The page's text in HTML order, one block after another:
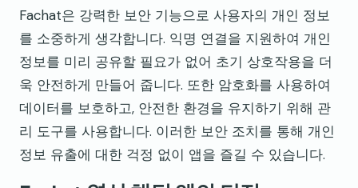
Fachat은 강력한 보안 기능으로 사용자의 개인 정보
를 소중하게 생각합니다. 익명 연결을 지원하여 개인
정보를 미리 공유할 필요가 없어 초기 상호작용을 더
욱 안전하게 만들어 줍니다. 또한 암호화를 사용하여
데이터를 보호하고, 안전한 환경을 유지하기 위해 관
리 도구를 사용합니다. 이러한 보안 조치를 통해 개인
정보 유출에 대한 걱정 없이 앱을 즐길 수 있습니다.